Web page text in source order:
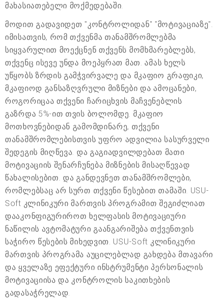
მახასიათებელი მოქმედებაში.
მოდით გადავიდეთ "კონტროლიდან" "მოტივაციაზე".
იმისათვის, რომ თქვენმა თანამშრომლებმა
სიყვარულით მოექცნენ თქვენს მომხმარებლებს,
თქვენც ისევე უნდა მოეპყრათ მათ. ამას ხელს
უწყობს ზრდის გამჭვირვალე და მკაფიო გრაფიკი,
მკაფიოდ განსაზღვრული მიზნები და ამოცანები,
როგორიცაა თქვენი ჩარიცხვის მაჩვენებლის
გაზრდა 5%-ით თვის ბოლომდე. მკაფიო
მოთხოვნებიდან გამომდინარე, თქვენი
თანამშრომლებისთვის უფრო ადვილია სასურველი
შედეგის მიღწევა. და გაგიადვილდებათ მათი
მოტივაციის შენარჩუნება მიზნების მისაღწევად
წახალისებით. და განდევნეთ თანამშრომლები,
რომლებსაც არ სურთ თქვენი წესებით თამაში. USU-
Soft კლინიკური მართვის პროგრამით შეგიძლიათ
დააკონფიგურიროთ ხელფასის მოტივაციური
ნაწილის ავტომატური გაანგარიშება თქვენთვის
საჭირო წესების მიხედვით. USU-Soft კლინიკური
მართვის პროგრამა აუცილებლად გახდება მთავარი
და ყველაზე ეფექტური ინსტრუმენტი პერსონალის
მოტივაციისა და კონტროლის საკითხების
გადასაჭრელად.